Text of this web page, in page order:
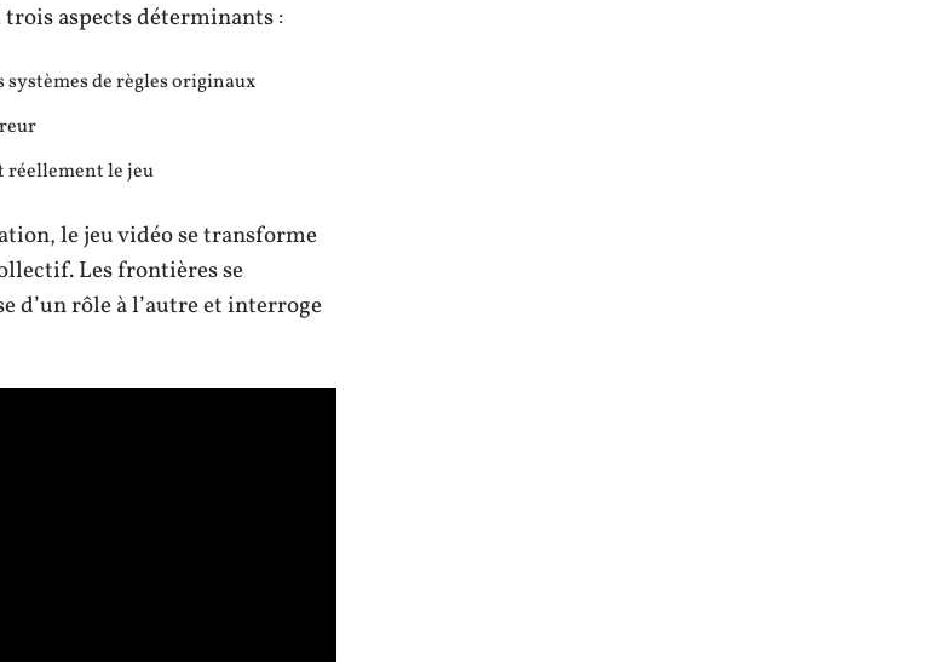
aspects déterminants :
de règles originaux
réellement le jeu
le jeu vidéo se transforme
Les frontières se
d’un rôle à l’autre et interroge